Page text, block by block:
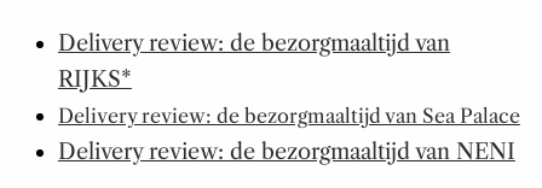
Delivery review: de bezorgmaaltijd van
RIJKS*
Delivery review: de bezorgmaaltijd van Sea Palace
Delivery review: de bezorgmaaltijd van NENI